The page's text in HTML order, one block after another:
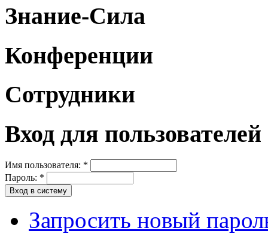
Знание-Сила
Конференции
Сотрудники
Вход для пользователей
Имя пользователя: *
Пароль: *
Запросить новый